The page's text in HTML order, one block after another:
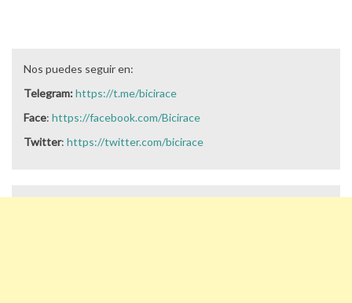
Nos puedes seguir en:
Telegram:https://t.me/bicirace
Face: https://facebook.com/Bicirace
Twitter: https://twitter.com/bicirace